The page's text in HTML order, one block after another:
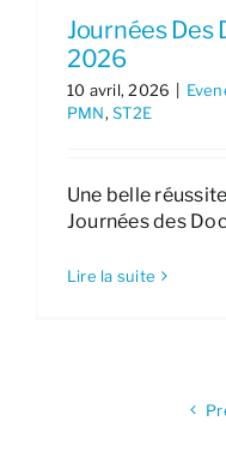
Journées Des
2026
10 avril, 2026
PMN,ST2E
Une belle
Journées des
Lire la suite